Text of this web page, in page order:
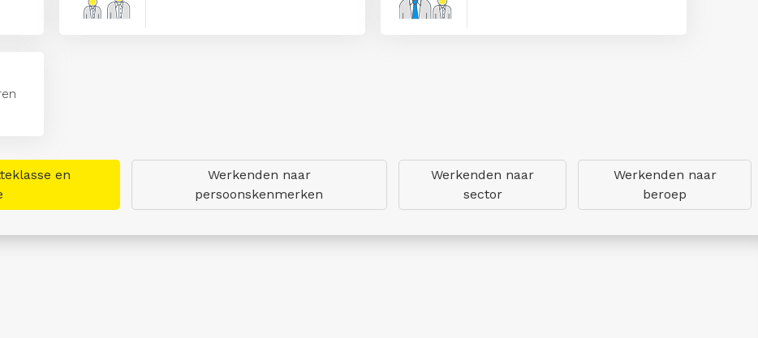
en
Werkenden naar
persoonskenmerken
Werkenden naar
sector
Werkenden naar
beroep